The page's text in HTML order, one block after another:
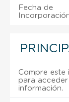
Fecha de
Compre este
para acceder
información.